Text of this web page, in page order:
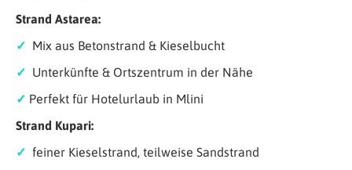
Strand Astarea:
✓ Mix aus Betonstrand & Kieselbucht
✓ Unterkünfte & Ortszentrum in der Nähe
✓ Perfekt für Hotelurlaub in Mlini
Strand Kupari:
✓ feiner Kieselstrand, teilweise Sandstrand